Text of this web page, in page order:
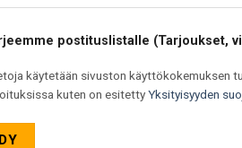
postituslistalle (Tarjoukset,
käytetään sivuston käyttökokemuksen
kuten on esitettyYksityisyyden